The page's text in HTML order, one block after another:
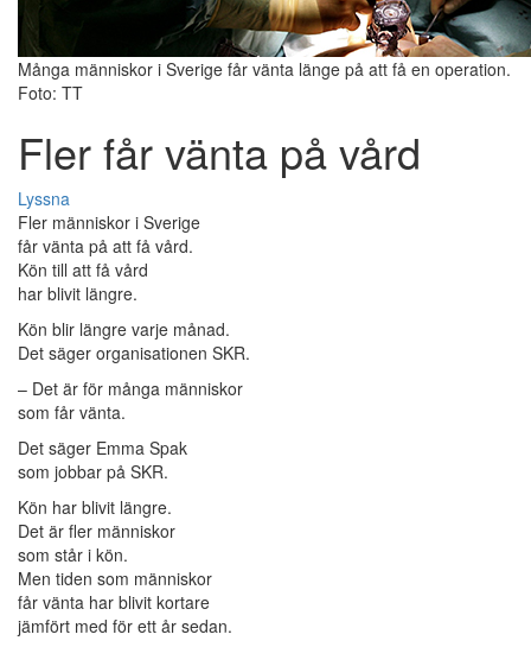
Många människor i Sverige får vänta länge på att få en operation.
Foto: TT
Fler får vänta på vård
Lyssna
Fler människor i Sverige
får vänta på att få vård.
Kön till att få vård
har blivit längre.
Kön blir längre varje månad.
Det säger organisationen SKR.
– Det är för många människor
som får vänta.
Det säger Emma Spak
som jobbar på SKR.
Kön har blivit längre.
Det är fler människor
som står i kön.
Men tiden som människor
får vänta har blivit kortare
jämfört med för ett år sedan.